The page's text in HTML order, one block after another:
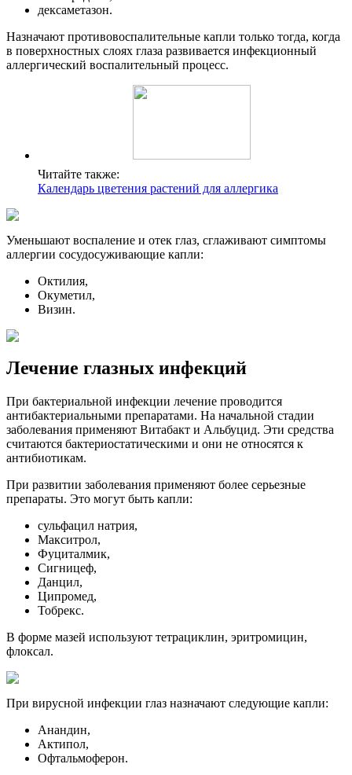
дексаметазон.
Назначают противовоспалительные капли только тогда, когда
в поверхностных слоях глаза развивается инфекционный
аллергический воспалительный процесс.
Читайте также:
Календарь цветения растений для аллергика
Уменьшают воспаление и отек глаз, сглаживают симптомы
аллергии сосудосуживающие капли:
Октилия,
Окуметил,
Визин.
Лечение глазных инфекций
При бактериальной инфекции лечение проводится
антибактериальными препаратами. На начальной стадии
заболевания применяют Витабакт и Альбуцид. Эти средства
считаются бактериостатическими и они не относятся к
антибиотикам.
При развитии заболевания применяют более серьезные
препараты. Это могут быть капли:
сульфацил натрия,
Макситрол,
Фуциталмик,
Сигницеф,
Данцил,
Ципромед,
Тобрекс.
В форме мазей используют тетрациклин, эритромицин,
флоксал.
При вирусной инфекции глаз назначают следующие капли:
Анандин,
Актипол,
Офтальмоферон.